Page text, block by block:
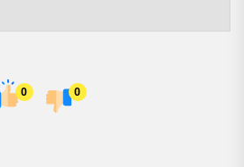
0 0